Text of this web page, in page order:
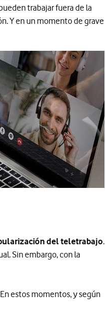
trabajar fuera de la
Y en un momento de grave
del teletrabajo.
Sin embargo, con la
estos momentos, y según